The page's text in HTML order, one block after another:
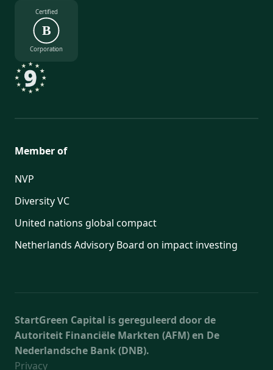
Certified
B
Corporation
Member of
NVP
Diversity VC
United nations global compact
Netherlands Advisory Board on impact investing
StartGreen Capital is gereguleerd door de
Autoriteit Financiële Markten (AFM) en De
Nederlandsche Bank (DNB).
Privacy